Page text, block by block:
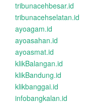
tribunacehbesar.id
tribunacehselatan.id
ayoagam.id
ayoasahan.id
ayoasmat.id
klikBalangan.id
klikBandung.id
klikbanggai.id
infobangkalan.id